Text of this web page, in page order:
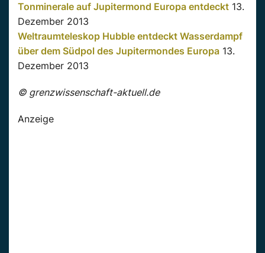
Tonminerale auf Jupitermond Europa entdeckt 13.
Dezember 2013
Weltraumteleskop Hubble entdeckt Wasserdampf
über dem Südpol des Jupitermondes Europa 13.
Dezember 2013
© grenzwissenschaft-aktuell.de
Anzeige